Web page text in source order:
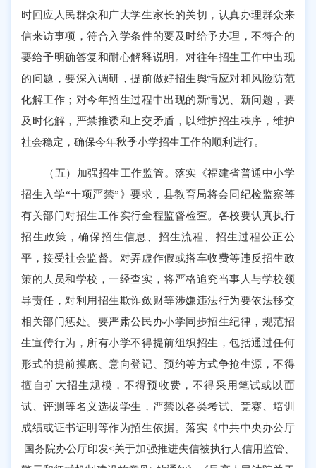
时回应人民群众和广大学生家长的关切，认真办理群众来
信来访事项，符合入学条件的要及时给予办理，不符合的
要给予明确答复和耐心解释说明。对往年招生工作中出现
的问题，要深入调研，提前做好招生舆情应对和风险防范
化解工作；对今年招生过程中出现的新情况、新问题，要
及时化解，严禁推诿和上交矛盾，以维护招生秩序，维护
社会稳定，确保今年秋季小学招生工作的顺利进行。
（五）加强招生工作监管。落实《福建省普通中小学
招生入学“十项严禁”》要求 ， 县教育局将会同纪检监察等
有关部门对招生工作实行全程监督检查。各校要认真执行
招生政策，确保招生信息、招生流程、招生过程公正公
平，接受社会监督。对弄虚作假或搭车收费等违反招生政
策的人员和学校，一经查实，将严格追究当事人与学校领
导责任，对利用招生欺诈敛财等涉嫌违法行为要依法移交
相关部门惩处。要严肃公民办小学同步招生纪律，规范招
生宣传行为，所有小学不得提前组织招生，包括通过任何
形式的提前摸底、意向登记、预约等方式争抢生源，不得
擅自扩大招生规模，不得预收费，不得采用笔试或以面
试、评测等名义选拔学生，严禁以各类考试、竞赛、培训
成绩或证书证明等作为招生依据。落实《中共中央办公厅
国务院办公厅印发<关于加强推进失信被执行人信用监管、